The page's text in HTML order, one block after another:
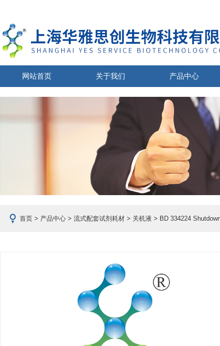
网站首页 关于我们 产品中心
首页 > 产品中心 > 流式配套试剂耗材 > 关机液 > BD 334224